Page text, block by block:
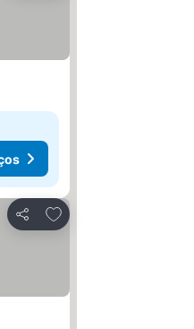
Partilhar
Adicionar aos favoritos